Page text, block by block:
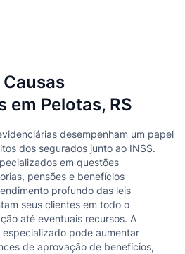
em Pelotas, RS
desempenham um papel
dos segurados junto ao INSS.
em questões
pensões e benefícios
profundo das leis
seus clientes em todo o
até eventuais recursos. A
pode aumentar
de aprovação de benefícios,